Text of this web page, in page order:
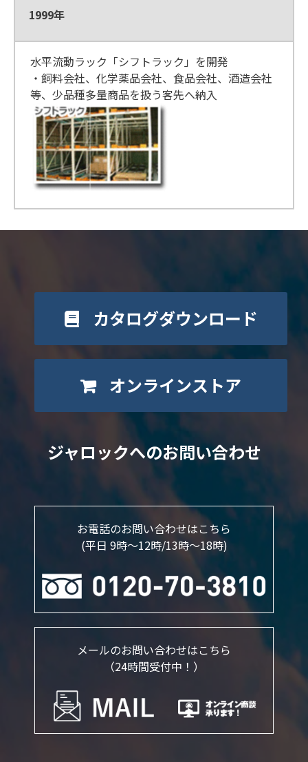
1999年
水平流動ラック「シフトラック」を開発
・飼料会社、化学薬品会社、食品会社、酒造会社
等、少品種多量商品を扱う客先へ納入
カタログダウンロード
オンラインストア
ジャロックへのお問い合わせ
お電話のお問い合わせはこちら
(平日 9時～12時/13時〜18時)
メールのお問い合わせはこちら
（24時間受付中！）